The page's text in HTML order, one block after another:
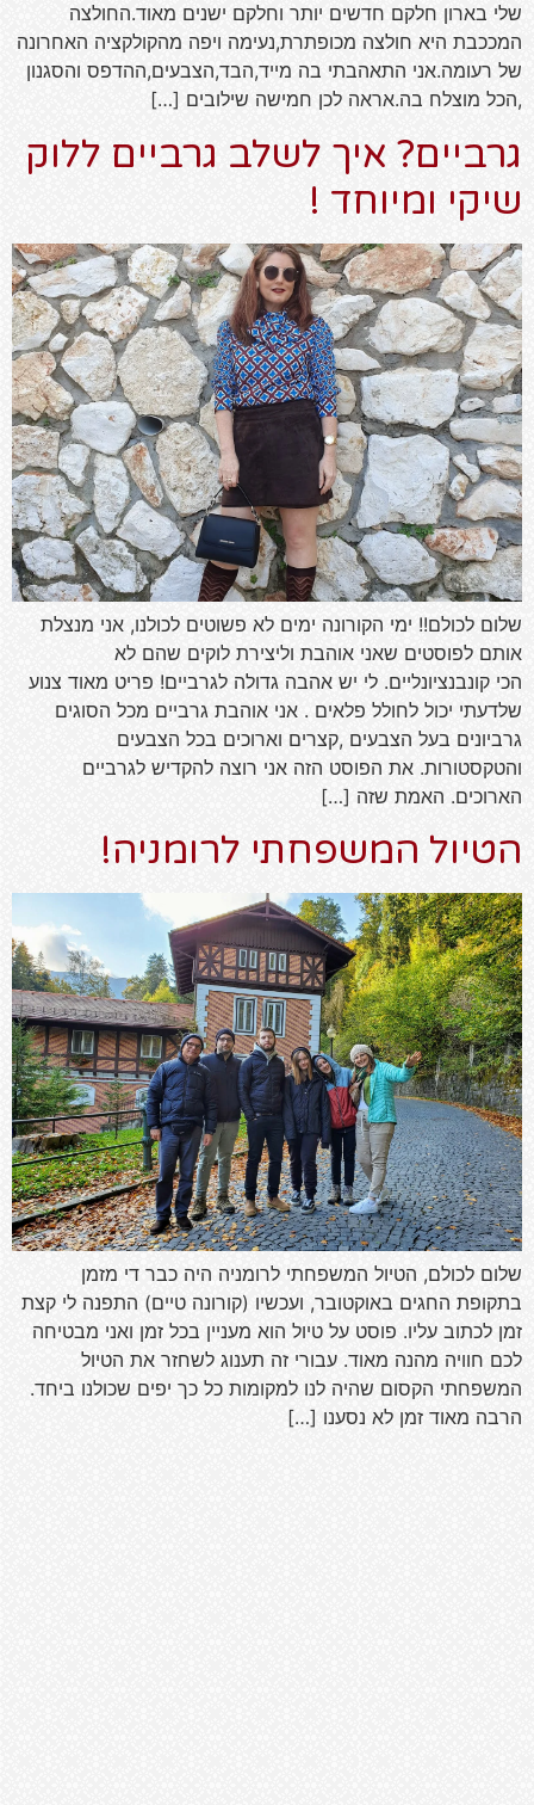
שלי בארון חלקם חדשים יותר וחלקם ישנים מאוד.החולצה
המככבת היא חולצה מכופתרת,נעימה ויפה מהקולקציה האחרונה
של רעומה.אני התאהבתי בה מייד,הבד,הצבעים,ההדפס והסגנון
,הכל מוצלח בה.אראה לכן חמישה שילובים […]
גרביים? איך לשלב גרביים ללוק
שיקי ומיוחד !
שלום לכולם!! ימי הקורונה ימים לא פשוטים לכולנו, אני מנצלת
אותם לפוסטים שאני אוהבת וליצירת לוקים שהם לא
הכי קונבנציונליים. לי יש אהבה גדולה לגרביים! פריט מאוד צנוע
שלדעתי יכול לחולל פלאים . אני אוהבת גרביים מכל הסוגים
גרביונים בעל הצבעים ,קצרים וארוכים בכל הצבעים
והטקסטורות. את הפוסט הזה אני רוצה להקדיש לגרביים
הארוכים. האמת שזה […]
הטיול המשפחתי לרומניה!
שלום לכולם, הטיול המשפחתי לרומניה היה כבר די מזמן
בתקופת החגים באוקטובר, ועכשיו (קורונה טיים) התפנה לי קצת
זמן לכתוב עליו. פוסט על טיול הוא מעניין בכל זמן ואני מבטיחה
לכם חוויה מהנה מאוד. עבורי זה תענוג לשחזר את הטיול
המשפחתי הקסום שהיה לנו למקומות כל כך יפים שכולנו ביחד.
הרבה מאוד זמן לא נסענו […]